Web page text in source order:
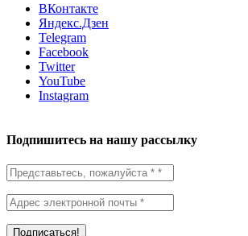
ВКонтакте
Яндекс.Дзен
Telegram
Facebook
Twitter
YouTube
Instagram
Подпишитесь на нашу рассылку